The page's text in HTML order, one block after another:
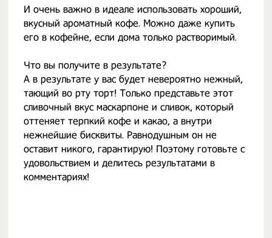
И очень важно в идеале использовать хороший,
вкусный ароматный кофе. Можно даже купить
его в кофейне, если дома только растворимый.
Что вы получите в результате?
А в результате у вас будет невероятно нежный,
тающий во рту торт! Только представьте этот
сливочный вкус маскарпоне и сливок, который
оттеняет терпкий кофе и какао, а внутри
нежнейшие бисквиты. Равнодушным он не
оставит никого, гарантирую! Поэтому готовьте с
удовольствием и делитесь результатами в
комментариях!